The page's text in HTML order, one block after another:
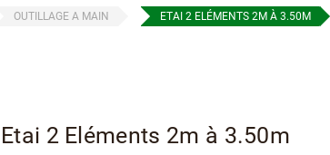
OUTILLAGE A MAIN ETAI 2 ELÉMENTS 2M À 3.50M
Etai 2 Eléments 2m à 3.50m